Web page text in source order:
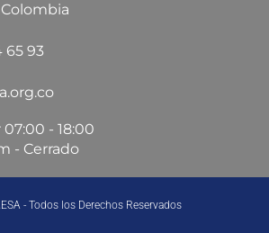
65 93
- 18:00
- Cerrado
- Todos los Derechos Reservados